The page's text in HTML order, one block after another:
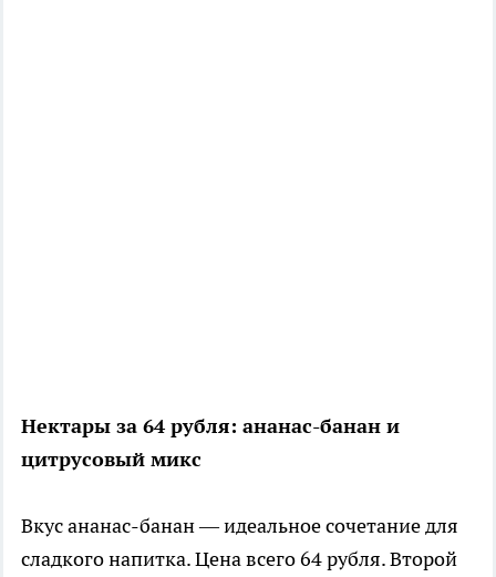
Нектары за 64 рубля: ананас-банан и
цитрусовый микс
Вкус ананас-банан — идеальное сочетание для
сладкого напитка. Цена всего 64 рубля. Второй